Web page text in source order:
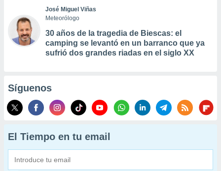
José Miguel Viñas
Meteorólogo
30 años de la tragedia de Biescas: el
camping se levantó en un barranco que ya
sufrió dos grandes riadas en el siglo XX
Síguenos
El Tiempo en tu email